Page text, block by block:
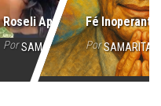
Roseli Aparecida
Por SAMARITANOS
Fé Inoperante
Por